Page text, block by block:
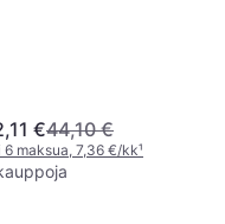
€44,10 €
6 maksua, 7,36 €/kk¹